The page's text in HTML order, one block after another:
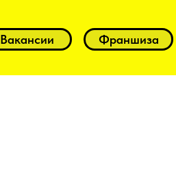
Вакансии Франшиза